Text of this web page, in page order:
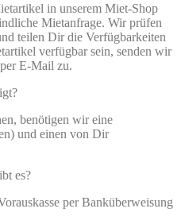
in unserem Miet-Shop
Mietanfrage. Wir prüfen
teilen Dir die Verfügbarkeiten
verfügbar sein, senden wir
E-Mail zu.
benötigen wir eine
und einen von Dir
es?
per Banküberweisung